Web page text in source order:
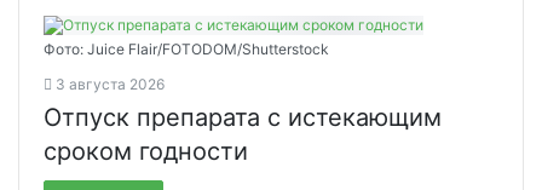
Фото: Juice Flair/FOTODOM/Shutterstoсk
3 августа 2026
Отпуск препарата с истекающим
сроком годности